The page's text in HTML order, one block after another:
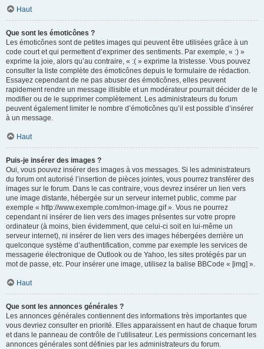
Haut
Que sont les émoticônes ?
Les émoticônes sont de petites images qui peuvent être utilisées grâce à un
code court et qui permettent d’exprimer des sentiments. Par exemple, « :) »
exprime la joie, alors qu’au contraire, « :( » exprime la tristesse. Vous pouvez
consulter la liste complète des émoticônes depuis le formulaire de rédaction.
Essayez cependant de ne pas abuser des émoticônes, elles peuvent
rapidement rendre un message illisible et un modérateur pourrait décider de le
modifier ou de le supprimer complètement. Les administrateurs du forum
peuvent également limiter le nombre d’émoticônes qu’il est possible d’insérer
à un message.
Haut
Puis-je insérer des images ?
Oui, vous pouvez insérer des images à vos messages. Si les administrateurs
du forum ont autorisé l’insertion de pièces jointes, vous pourrez transférer des
images sur le forum. Dans le cas contraire, vous devrez insérer un lien vers
une image distante, hébergée sur un serveur internet public, comme par
exemple « http://www.exemple.com/mon-image.gif ». Vous ne pourrez
cependant ni insérer de lien vers des images présentes sur votre propre
ordinateur (à moins, bien évidemment, que celui-ci soit en lui-même un
serveur internet), ni insérer de lien vers des images hébergées derrière un
quelconque système d’authentification, comme par exemple les services de
messagerie électronique de Outlook ou de Yahoo, les sites protégés par un
mot de passe, etc. Pour insérer une image, utilisez la balise BBCode « [img] ».
Haut
Que sont les annonces générales ?
Les annonces générales contiennent des informations très importantes que
vous devriez consulter en priorité. Elles apparaissent en haut de chaque forum
et dans le panneau de contrôle de l’utilisateur. Les permissions concernant les
annonces générales sont définies par les administrateurs du forum.